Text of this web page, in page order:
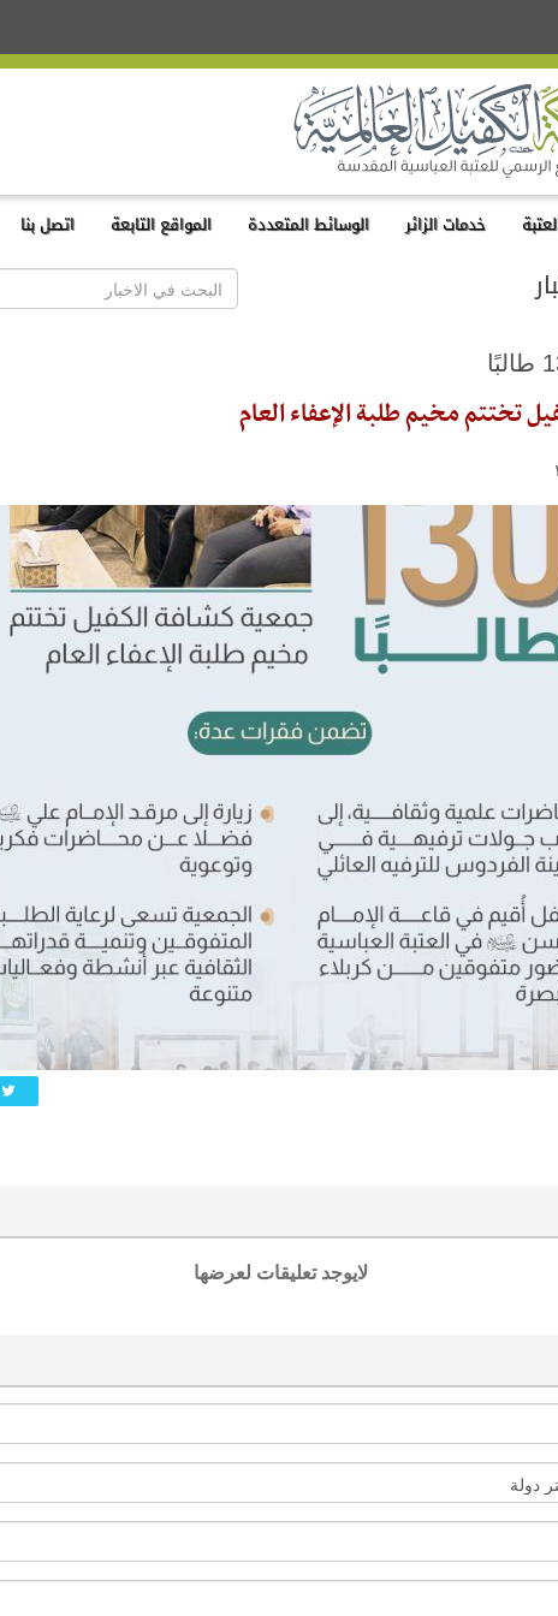
خدمات الزائر الوسائط المتعددة المواقع التابعة اتصل بنا
تختتم مخيم طلبة الإعفاء العام
لايوجد تعليقات لعرضها